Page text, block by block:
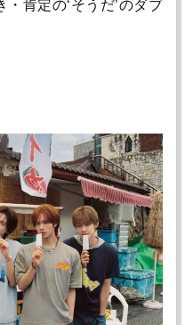
・肯定の‘そうだ’のダブ